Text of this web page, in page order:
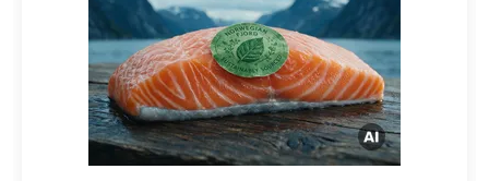
Abbestellung des entsprechenden Newsletters
enthalten.